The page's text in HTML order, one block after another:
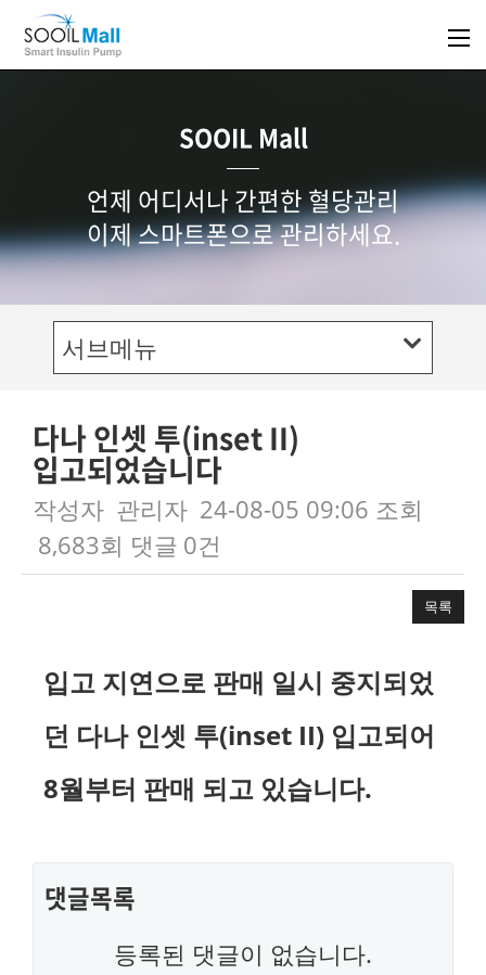
SOOIL Mall
언제 어디서나 간편한 혈당관리
이제 스마트폰으로 관리하세요.
서브메뉴
다나 인셋 투(inset II)
입고되었습니다
작성자 관리자 24-08-05 09:06 조회
8,683회 댓글 0건
목록
입고 지연으로 판매 일시 중지되었
던 다나 인셋 투(inset II) 입고되어
8월부터 판매 되고 있습니다.
댓글목록
등록된 댓글이 없습니다.